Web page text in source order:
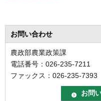
お問い合わせ
農政部農業政策課
電話番号：026-235-7211
ファックス：026-235-7393